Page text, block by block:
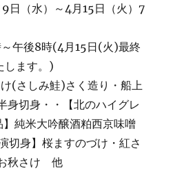
（水）～4月15日（火）7
～午後8時(4月15日(火)最終
します。)
け(さしみ鮭)さく造り・船上
身切身・・【北のハイグレ
純米大吟醸酒粕西京味噌
身】桜ますのづけ・紅さ
秋さけ 他